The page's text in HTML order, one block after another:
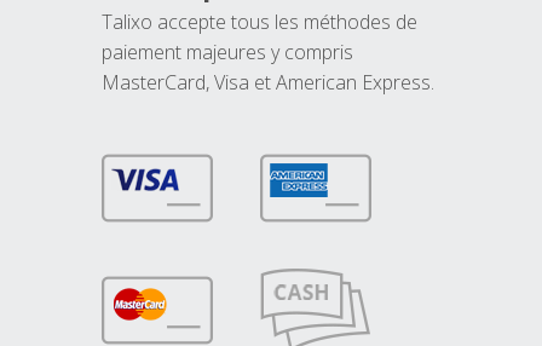
Talixo accepte tous les méthodes de
paiement majeures y compris
MasterCard, Visa et American Express.